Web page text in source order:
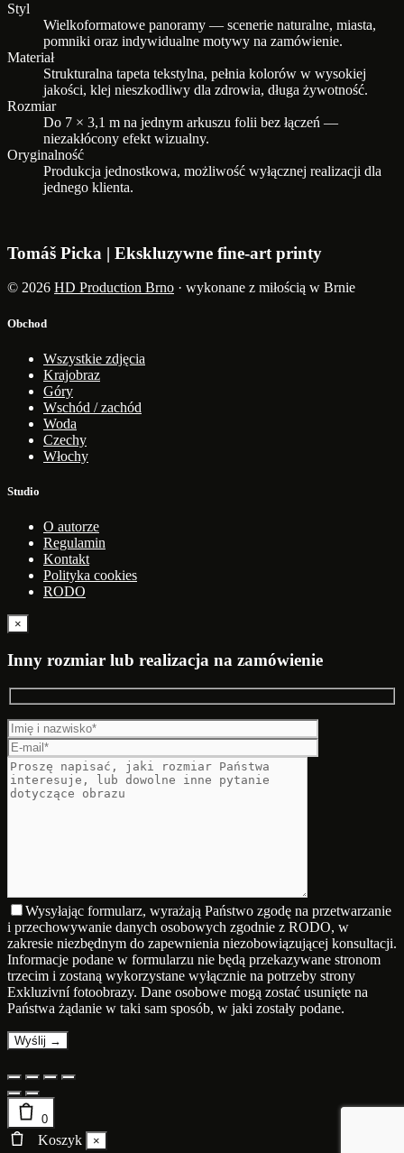
Styl
Wielkoformatowe panoramy — scenerie naturalne, miasta,
pomniki oraz indywidualne motywy na zamówienie.
Materiał
Strukturalna tapeta tekstylna, pełnia kolorów w wysokiej
jakości, klej nieszkodliwy dla zdrowia, długa żywotność.
Rozmiar
Do 7 × 3,1 m na jednym arkuszu folii bez łączeń —
niezakłócony efekt wizualny.
Oryginalność
Produkcja jednostkowa, możliwość wyłącznej realizacji dla
jednego klienta.
Tomáš Picka | Ekskluzywne fine-art printy
© 2026 HD Production Brno · wykonane z miłością w Brnie
Obchod
Wszystkie zdjęcia
Krajobraz
Góry
Wschód / zachód
Woda
Czechy
Włochy
Studio
O autorze
Regulamin
Kontakt
Polityka cookies
RODO
×
Inny rozmiar lub realizacja na zamówienie
Wysyłając formularz, wyrażają Państwo zgodę na przetwarzanie
i przechowywanie danych osobowych zgodnie z RODO, w
zakresie niezbędnym do zapewnienia niezobowiązującej konsultacji.
Informacje podane w formularzu nie będą przekazywane stronom
trzecim i zostaną wykorzystane wyłącznie na potrzeby strony
Exkluzivní fotoobrazy. Dane osobowe mogą zostać usunięte na
Państwa żądanie w taki sam sposób, w jaki zostały podane.
0
Koszyk ×